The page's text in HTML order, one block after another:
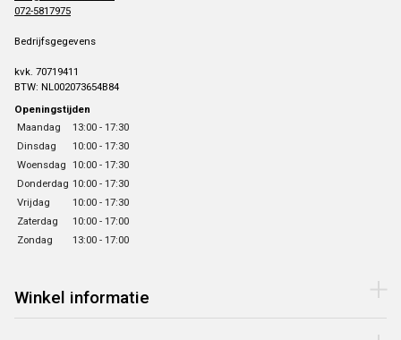
072-5817975
Bedrijfsgegevens
kvk. 70719411
BTW: NL002073654B84
Openingstijden
Maandag
13:00 - 17:30
Dinsdag
10:00 - 17:30
Woensdag 10:00 - 17:30
Donderdag 10:00 - 17:30
Vrijdag
10:00 - 17:30
Zaterdag
10:00 - 17:00
Zondag
13:00 - 17:00
Winkel informatie